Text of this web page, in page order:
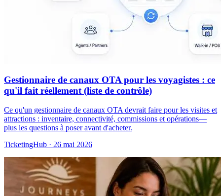
Gestionnaire de canaux OTA pour les voyagistes : ce
qu'il fait réellement (liste de contrôle)
Ce qu'un gestionnaire de canaux OTA devrait faire pour les visites et
attractions : inventaire, connectivité, commissions et opérations—
plus les questions à poser avant d'acheter.
TicketingHub · 26 mai 2026